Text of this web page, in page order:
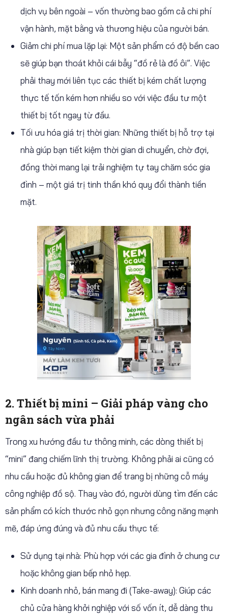
dịch vụ bên ngoài – vốn thường bao gồm cả chi phí
vận hành, mặt bằng và thương hiệu của người bán.
Giảm chi phí mua lặp lại: Một sản phẩm có độ bền cao
sẽ giúp bạn thoát khỏi cái bẫy “đồ rẻ là đồ ôi”. Việc
phải thay mới liên tục các thiết bị kém chất lượng
thực tế tốn kém hơn nhiều so với việc đầu tư một
thiết bị tốt ngay từ đầu.
Tối ưu hóa giá trị thời gian: Những thiết bị hỗ trợ tại
nhà giúp bạn tiết kiệm thời gian di chuyển, chờ đợi,
đồng thời mang lại trải nghiệm tự tay chăm sóc gia
đình – một giá trị tinh thần khó quy đổi thành tiền
mặt.
2. Thiết bị mini – Giải pháp vàng cho
ngân sách vừa phải
Trong xu hướng đầu tư thông minh, các dòng thiết bị
“mini” đang chiếm lĩnh thị trường. Không phải ai cũng có
nhu cầu hoặc đủ không gian để trang bị những cỗ máy
công nghiệp đồ sộ. Thay vào đó, người dùng tìm đến các
sản phẩm có kích thước nhỏ gọn nhưng công năng mạnh
mẽ, đáp ứng đúng và đủ nhu cầu thực tế:
Sử dụng tại nhà: Phù hợp với các gia đình ở chung cư
hoặc không gian bếp nhỏ hẹp.
Kinh doanh nhỏ, bán mang đi (Take-away): Giúp các
chủ cửa hàng khởi nghiệp với số vốn ít, dễ dàng thu